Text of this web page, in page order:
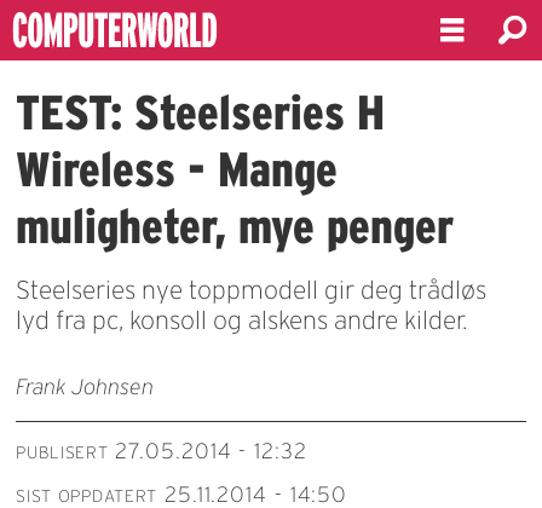
TEST: Steelseries H
Wireless - Mange
muligheter, mye penger
Steelseries nye toppmodell gir deg trådløs
lyd fra pc, konsoll og alskens andre kilder.
Frank Johnsen
PUBLISERT 27.05.2014 - 12:32
SIST OPPDATERT 25.11.2014 - 14:50